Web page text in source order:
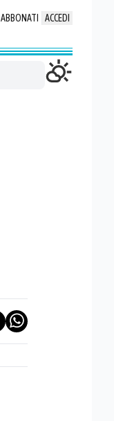
ABBONATI ACCEDI